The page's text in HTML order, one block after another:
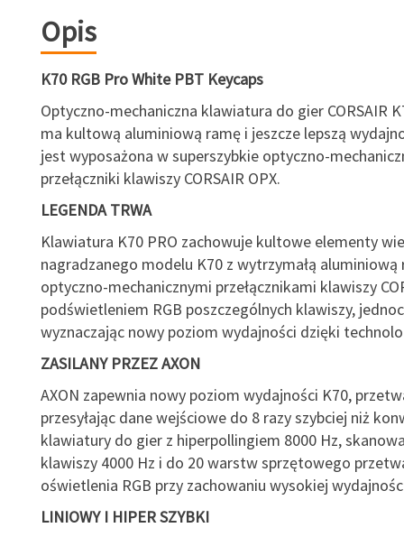
Opis
K70 RGB Pro White PBT Keycaps
Optyczno-mechaniczna klawiatura do gier CORSAIR
ma kultową aluminiową ramę i jeszcze lepszą
jest wyposażona w superszybkie optyczno-
przełączniki klawiszy CORSAIR OPX.
LEGENDA TRWA
Klawiatura K70 PRO zachowuje kultowe elementy
nagradzanego modelu K70 z wytrzymałą aluminiową
optyczno-mechanicznymi przełącznikami klawiszy
podświetleniem RGB poszczególnych klawiszy,
wyznaczając nowy poziom wydajności dzięki
ZASILANY PRZEZ AXON
AXON zapewnia nowy poziom wydajności K70,
przesyłając dane wejściowe do 8 razy szybciej niż
klawiatury do gier z hiperpollingiem 8000 Hz,
klawiszy 4000 Hz i do 20 warstw sprzętowego
oświetlenia RGB przy zachowaniu wysokiej
LINIOWY I HIPER SZYBKI